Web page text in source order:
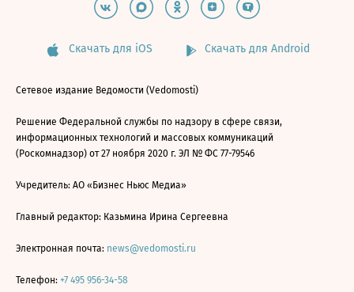
Скачать для iOS Скачать для Android
Сетевое издание Ведомости (Vedomosti)
Решение Федеральной службы по надзору в сфере связи,
информационных технологий и массовых коммуникаций
(Роскомнадзор) от 27 ноября 2020 г. ЭЛ № ФС 77-79546
Учредитель: АО «Бизнес Ньюс Медиа»
Главный редактор: Казьмина Ирина Сергеевна
Электронная почта: news@vedomosti.ru
Телефон: +7 495 956-34-58